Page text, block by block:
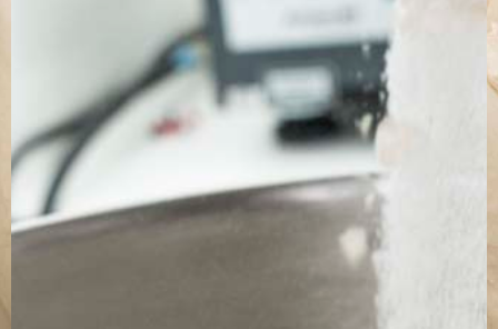
SITE WEB
TÉLÉCHARGEZ LA PLAQUETTE
Contact
Jérémy PRUVOST